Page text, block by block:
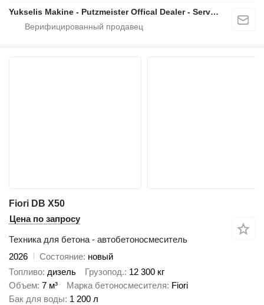
Yukselis Makine - Putzmeister Offical Dealer - Service And Sales Center
Fiori DB X50
Цена по запросу
Техника для бетона - автобетоносмеситель
2026
Состояние новый
Топливо дизель Грузопод. 12 300 кг
Объем 7 м³ Марка бетоносмесителя Fiori
Бак для воды 1 200 л